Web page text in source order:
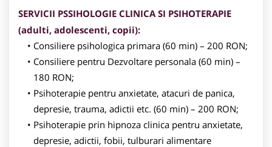
SERVICII PSSIHOLOGIE CLINICA SI PSIHOTERAPIE
(adulti, adolescenti, copii):
Consiliere psihologica primara (60 min) – 200 RON;
Consiliere pentru Dezvoltare personala (60 min) –
180 RON;
Psihoterapie pentru anxietate, atacuri de panica,
depresie, trauma, adictii etc. (60 min) – 200 RON;
Psihoterapie prin hipnoza clinica pentru anxietate,
depresie, adictii, fobii, tulburari alimentare